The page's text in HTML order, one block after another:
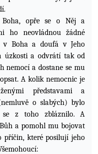
Boha, opře se o Něj a
ho neovládnou žádné
v Boha a doufáv Jeho
úzkosti a odvrátí tak od
nemocí a dostane se mu
A kolik nemocnic je
představami a
o slabých) bylo
se z toho zbláznilo. A
a pomohl mu bojovat
příčin, které posilují jeho